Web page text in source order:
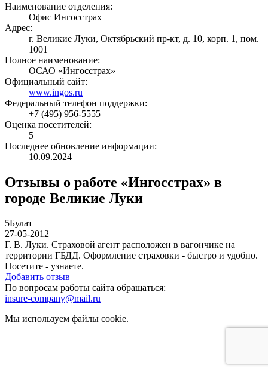
Наименование отделения:
Офис Ингосстрах
Адрес:
г. Великие Луки, Октябрьский пр-кт, д. 10, корп. 1, пом.
1001
Полное наименование:
ОСАО «Ингосстрах»
Официальный сайт:
www.ingos.ru
Федеральный телефон поддержки:
+7 (495) 956-5555
Оценка посетителей:
5
Последнее обновление информации:
10.09.2024
Отзывы о работе «Ингосстрах» в
городе Великие Луки
5Булат
27-05-2012
Г. В. Луки. Страховой агент расположен в вагончике на
территории ГБДД. Оформление страховки - быстро и удобно.
Посетите - узнаете.
Добавить отзыв
По вопросам работы сайта обращаться:
insure-company@mail.ru
Мы используем файлы cookie.